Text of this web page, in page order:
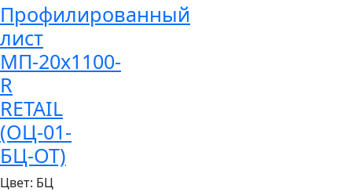
Профилированный
лист
МП-20x1100-
R
RETAIL
(ОЦ-01-
БЦ-ОТ)
Цвет: БЦ